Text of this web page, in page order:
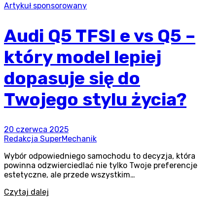
Artykuł sponsorowany
Audi Q5 TFSI e vs Q5 –
który model lepiej
dopasuje się do
Twojego stylu życia?
20 czerwca 2025
Redakcja SuperMechanik
Wybór odpowiedniego samochodu to decyzja, która
powinna odzwierciedlać nie tylko Twoje preferencje
estetyczne, ale przede wszystkim…
Czytaj dalej